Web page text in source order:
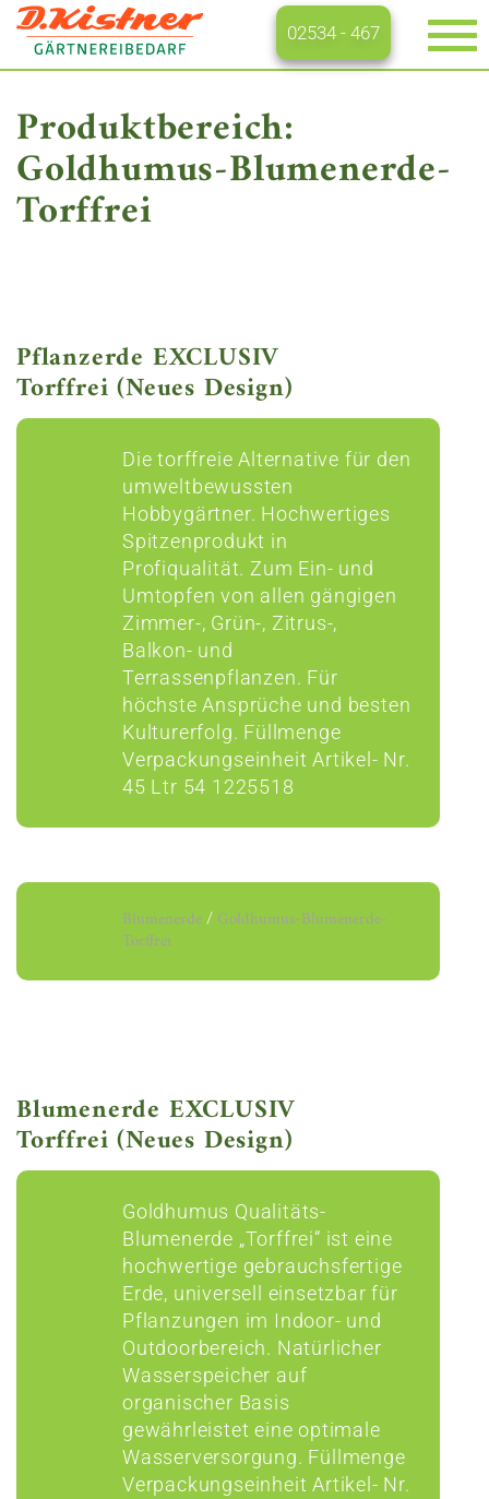
02534 - 467
Produktbereich:
Goldhumus-Blumenerde-
Torffrei
Pflanzerde EXCLUSIV
Torffrei (Neues Design)
Die torffreie Alternative für den
umweltbewussten
Hobbygärtner. Hochwertiges
Spitzenprodukt in
Profiqualität. Zum Ein- und
Umtopfen von allen gängigen
Zimmer-, Grün-, Zitrus-,
Balkon- und
Terrassenpflanzen. Für
höchste Ansprüche und besten
Kulturerfolg. Füllmenge
Verpackungseinheit Artikel- Nr.
45 Ltr 54 1225518
Blumenerde/Goldhumus-Blumenerde-
Torffrei
Blumenerde EXCLUSIV
Torffrei (Neues Design)
Goldhumus Qualitäts-
Blumenerde „Torffrei“ ist eine
hochwertige gebrauchsfertige
Erde, universell einsetzbar für
Pflanzungen im Indoor- und
Outdoorbereich. Natürlicher
Wasserspeicher auf
organischer Basis
gewährleistet eine optimale
Wasserversorgung. Füllmenge
Verpackungseinheit Artikel- Nr.